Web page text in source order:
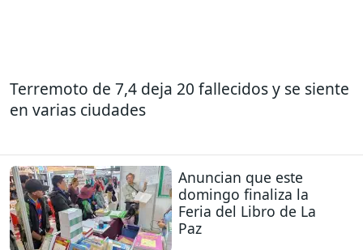
Terremoto de 7,4 deja 20 fallecidos y se siente
en varias ciudades
Anuncian que este
domingo finaliza la
Feria del Libro de La
Paz